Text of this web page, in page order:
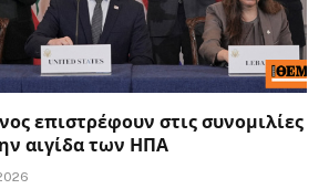
επιστρέφουν στις συνομιλίες
αιγίδα των ΗΠΑ